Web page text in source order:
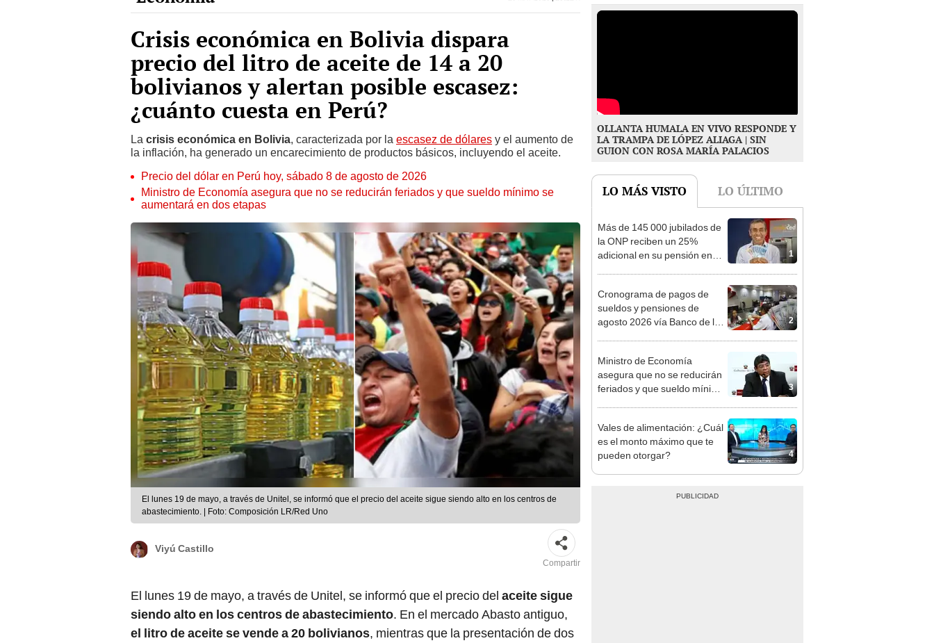
Crisis económica en Bolivia dispara
precio del litro de aceite de 14 a 20
bolivianos y alertan posible escasez:
¿cuánto cuesta en Perú?
Lacrisis económica en Bolivia , caracterizada por la
la inflación, ha generado un encarecimiento de productos básicos, incluyendo el aceite.
Precio del dólar en Perú hoy, sábado 8 de agosto de 2026
Ministro de Economía asegura que no se reducirán feriados y que sueldo mínimo se
aumentará en dos etapas
El lunes 19 de mayo, a través de Unitel, se informó que el precio del aceite sigue siendo alto en los centros de
abastecimiento. | Foto: Composición LR/Red Uno
Compartir
siendo alto en los centros de abastecimiento. En el mercado Abasto antiguo,
el litro de aceite se vende a 20 bolivianos, mientras que la presentación de dos
litros cuesta 38 bolivianos. Esta cifra representa un aumento en comparación con
OLLANTA HUMALA EN VIVO RESPONDE Y
LA TRAMPA DE LÓPEZ ALIAGA | SIN
GUION CON ROSA MARÍA PALACIOS
LO MÁS VISTO
1
Más de 145 000 jubilados de
la ONP reciben un 25%
adicional en su pensión en
agosto
2
Cronograma de pagos de
sueldos y pensiones de
agosto 2026 vía Banco de la
Nación: conoce las fechas de
3
Ministro de Economía
asegura que no se reducirán
feriados y que sueldo mínimo
se aumentará en dos etapas
4
Vales de alimentación: ¿Cuál
es el monto máximo que te
pueden otorgar?